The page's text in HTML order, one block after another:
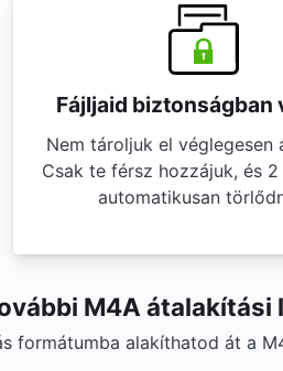
Fájljaid biztonságban
Nem tároljuk el véglegesen
Csak te férsz hozzájuk, és
automatikusan
M4A átalakítási
formátumba alakíthatod át a